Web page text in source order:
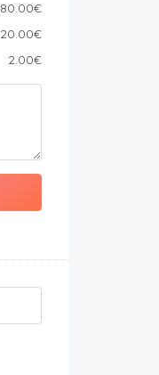
80.00€
20.00€
2.00€